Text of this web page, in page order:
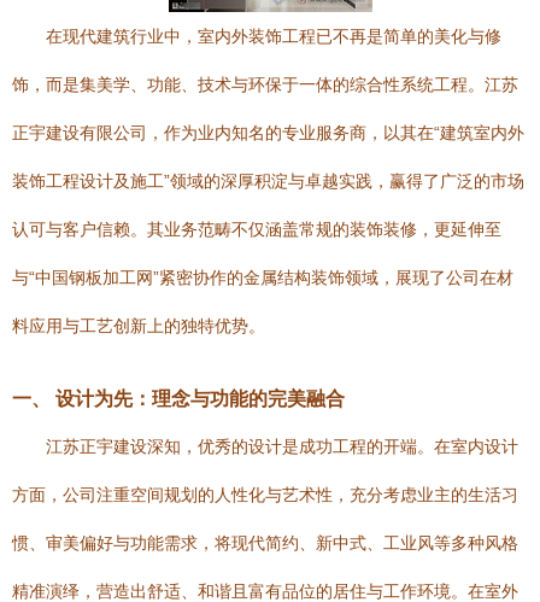
在现代建筑行业中，室内外装饰工程已不再是简单的美化与修
饰，而是集美学、功能、技术与环保于一体的综合性系统工程。江苏
正宇建设有限公司，作为业内知名的专业服务商，以其在“建筑室内外
装饰工程设计及施工”领域的深厚积淀与卓越实践，赢得了广泛的市场
认可与客户信赖。其业务范畴不仅涵盖常规的装饰装修，更延伸至
与“中国钢板加工网”紧密协作的金属结构装饰领域，展现了公司在材
料应用与工艺创新上的独特优势。
一、 设计为先：理念与功能的完美融合
江苏正宇建设深知，优秀的设计是成功工程的开端。在室内设计
方面，公司注重空间规划的人性化与艺术性，充分考虑业主的生活习
惯、审美偏好与功能需求，将现代简约、新中式、工业风等多种风格
精准演绎，营造出舒适、和谐且富有品位的居住与工作环境。在室外